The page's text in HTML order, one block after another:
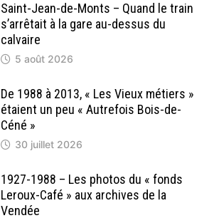
Saint-Jean-de-Monts – Quand le train
s’arrêtait à la gare au-dessus du
calvaire
5 août 2026
De 1988 à 2013, « Les Vieux métiers »
étaient un peu « Autrefois Bois-de-
Céné »
30 juillet 2026
1927-1988 – Les photos du « fonds
Leroux-Café » aux archives de la
Vendée